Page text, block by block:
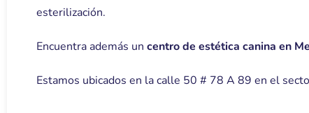
esterilización.
Encuentra además un centro de estética canina en
Estamos ubicados en la calle 50 # 78 A 89 en el